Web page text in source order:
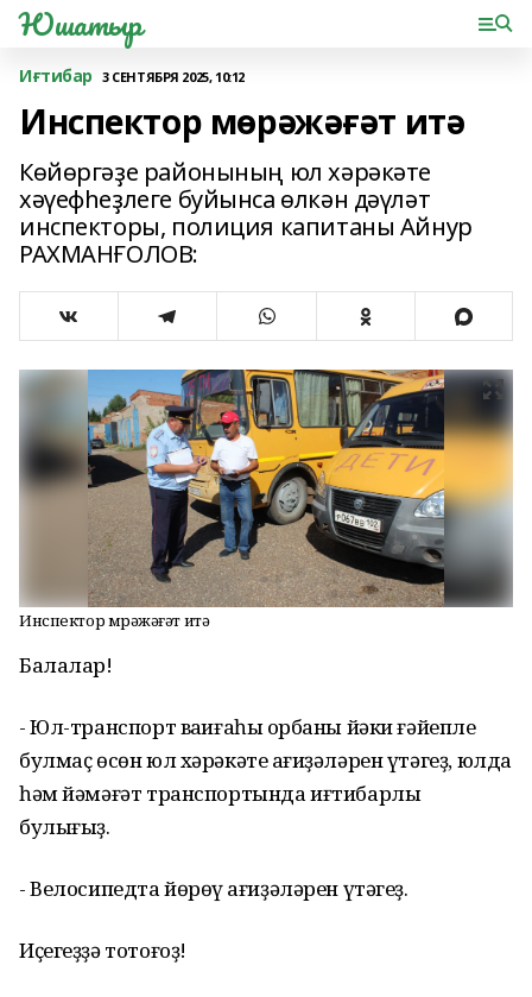
Юшатыр
Иғтибар 3 СЕНТЯБРЯ 2025, 10:12
Инспектор мөрәжәғәт итә
Көйөргәҙе районының юл хәрәкәте
хәүефһеҙлеге буйынса өлкән дәүләт
инспекторы, полиция капитаны Айнур
РАХМАНҒОЛОВ:
Инспектор мөрәжәғәт итә
Балалар!
- Юл-транспорт ваҡиғаһы ҡорбаны йәки ғәйепле
булмаҫ өсөн юл хәрәкәте ҡағиҙәләрен үтәгеҙ, юлда
һәм йәмәғәт транспортында иғтибарлы
булығыҙ.
- Велосипедтайөрөү ҡағиҙәләренүтәгеҙ.
Иҫегеҙҙә тотоғоҙ!